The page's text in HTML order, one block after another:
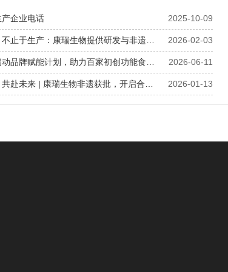
2025-10-09
企业电话
2026-02-03
2026-06-11
2026-01-13